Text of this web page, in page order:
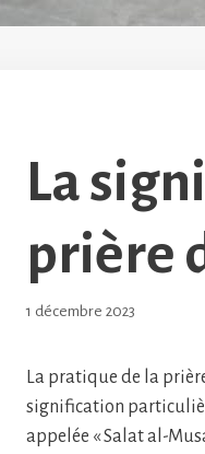
La
prière
1 décembre 2023
La pratique de la
signification
appelée « Salat al-